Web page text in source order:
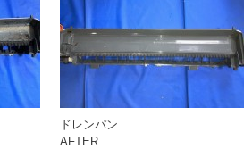
ドレンパン
AFTER